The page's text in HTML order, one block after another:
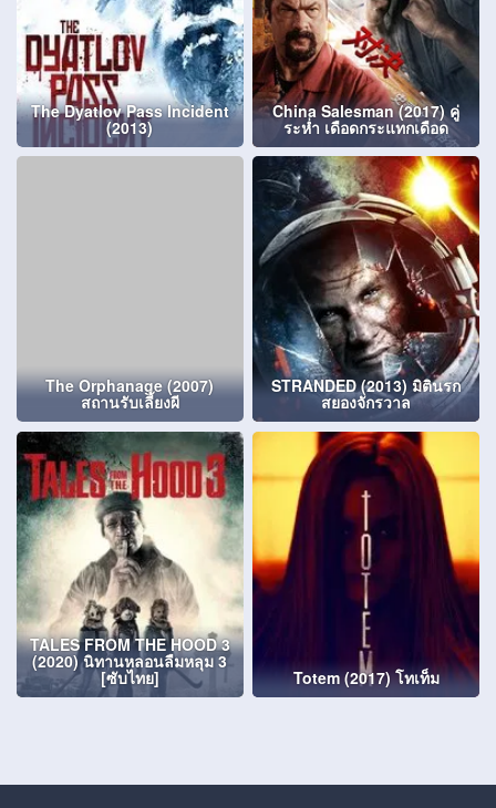
The Dyatlov Pass Incident
(2013)
China Salesman (2017) คู่
ระห่ำ เดือดกระแทกเดือด
The Orphanage (2007)
สถานรับเลี้ยงผี
STRANDED (2013) มิตินรก
สยองจักรวาล
TALES FROM THE HOOD 3
(2020) นิทานหลอนลืมหลุม 3
[ซับไทย] Totem (2017) โทเท็ม